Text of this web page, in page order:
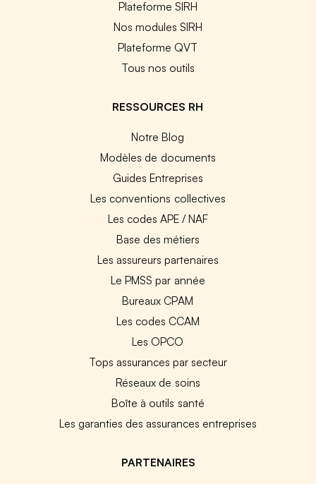
Plateforme SIRH
Nos modules SIRH
Plateforme QVT
Tous nos outils
RESSOURCES RH
Notre Blog
Modèles de documents
Guides Entreprises
Les conventions collectives
Les codes APE / NAF
Base des métiers
Les assureurs partenaires
Le PMSS par année
Bureaux CPAM
Les codes CCAM
Les OPCO
Tops assurances par secteur
Réseaux de soins
Boîte à outils santé
Les garanties des assurances entreprises
PARTENAIRES